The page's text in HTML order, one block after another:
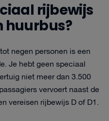
rijbewijs
huurbus?
negen personen is een
Je hebt geen speciaal
niet meer dan 3.500
vervoert naast de
vereisen rijbewijs D of D1.